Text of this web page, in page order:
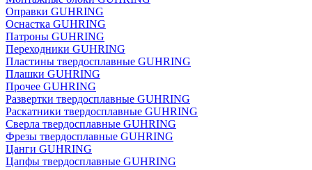
Оправки GUHRING
Оснастка GUHRING
Патроны GUHRING
Переходники GUHRING
Пластины твердосплавные GUHRING
Плашки GUHRING
Прочее GUHRING
Развертки твердосплавные GUHRING
Раскатники твердосплавные GUHRING
Сверла твердосплавные GUHRING
Фрезы твердосплавные GUHRING
Цанги GUHRING
Цапфы твердосплавные GUHRING